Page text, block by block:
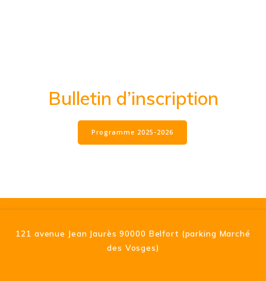
Bulletin d’inscription
Programme 2025-2026
121 avenue Jean Jaurès 90000 Belfort (parking Marché
des Vosges)